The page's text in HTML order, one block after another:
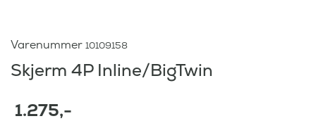
Varenummer 10109158
Skjerm 4P Inline/BigTwin
1.275,-